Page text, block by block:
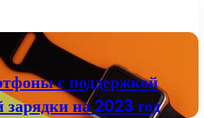
с поддержкой
зарядки на 2023 год